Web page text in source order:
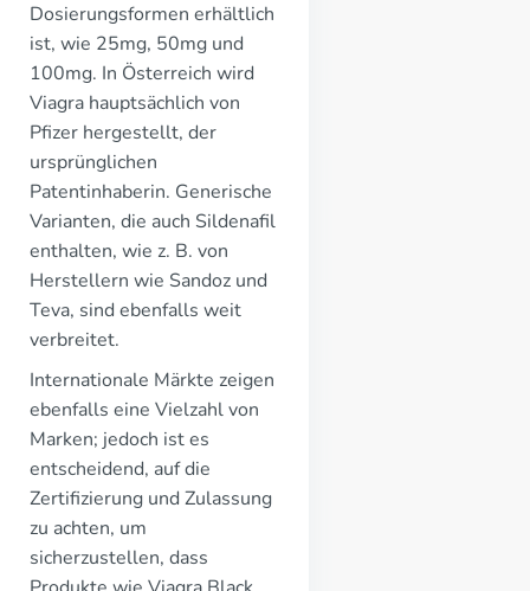
Dosierungsformen erhältlich
ist, wie 25mg, 50mg und
100mg. In Österreich wird
Viagra hauptsächlich von
Pfizer hergestellt, der
ursprünglichen
Patentinhaberin. Generische
Varianten, die auch Sildenafil
enthalten, wie z. B. von
Herstellern wie Sandoz und
Teva, sind ebenfalls weit
verbreitet.
Internationale Märkte zeigen
ebenfalls eine Vielzahl von
Marken; jedoch ist es
entscheidend, auf die
Zertifizierung und Zulassung
zu achten, um
sicherzustellen, dass